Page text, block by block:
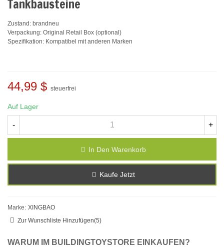
Tankbausteine
Zustand: brandneu
Verpackung: Original Retail Box (optional)
Spezifikation: Kompatibel mit anderen Marken
44,99 $ steuerfrei
Auf Lager
- +
In Den Warenkorb
Kaufe Jetzt
Marke: XINGBAO
Zur Wunschliste Hinzufügen(5)
WARUM IM BUILDINGTOYSTORE EINKAUFEN?